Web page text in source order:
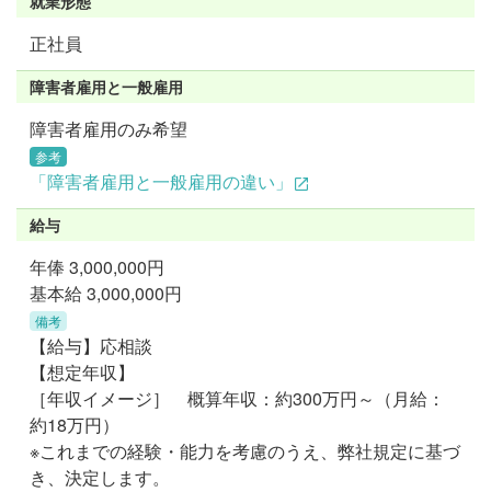
正社員
障害者雇用と一般雇用
障害者雇用のみ希望
参考
「障害者雇用と一般雇用の違い」
給与
年俸 3,000,000円
基本給 3,000,000円
備考
【給与】応相談
【想定年収】
［年収イメージ］ 概算年収：約300万円～（月給：
約18万円）
※これまでの経験・能力を考慮のうえ、弊社規定に基づ
き、決定します。